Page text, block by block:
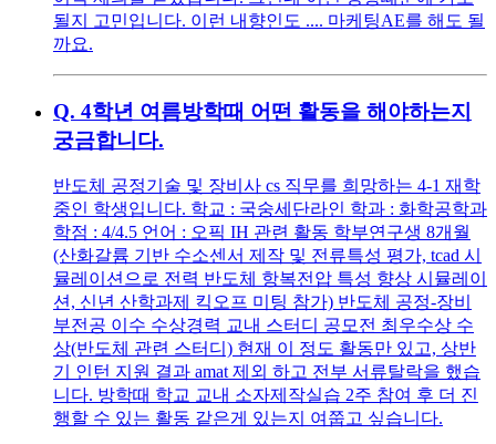
될지 고민입니다. 이런 내향인도 .... 마케팅AE를 해도 될
까요.
Q. 4학년 여름방학때 어떤 활동을 해야하는지
궁금합니다.
반도체 공정기술 및 장비사 cs 직무를 희망하는 4-1 재학
중인 학생입니다. 학교 : 국숭세단라인 학과 : 화학공학과
학점 : 4/4.5 언어 : 오픽 IH 관련 활동 학부연구생 8개월
(산화갈륨 기반 수소센서 제작 및 전류특성 평가, tcad 시
뮬레이션으로 전력 반도체 항복전압 특성 향상 시뮬레이
션, 신년 산학과제 킥오프 미팅 참가) 반도체 공정-장비
부전공 이수 수상경력 교내 스터디 공모전 최우수상 수
상(반도체 관련 스터디) 현재 이 정도 활동만 있고, 상반
기 인턴 지원 결과 amat 제외 하고 전부 서류탈락을 했습
니다. 방학때 학교 교내 소자제작실습 2주 참여 후 더 진
행할 수 있는 활동 같은게 있는지 여쭙고 싶습니다.